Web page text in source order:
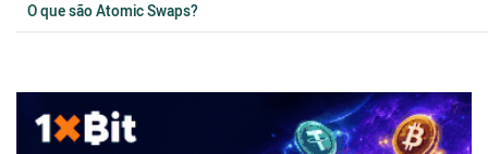
O que são Atomic Swaps?